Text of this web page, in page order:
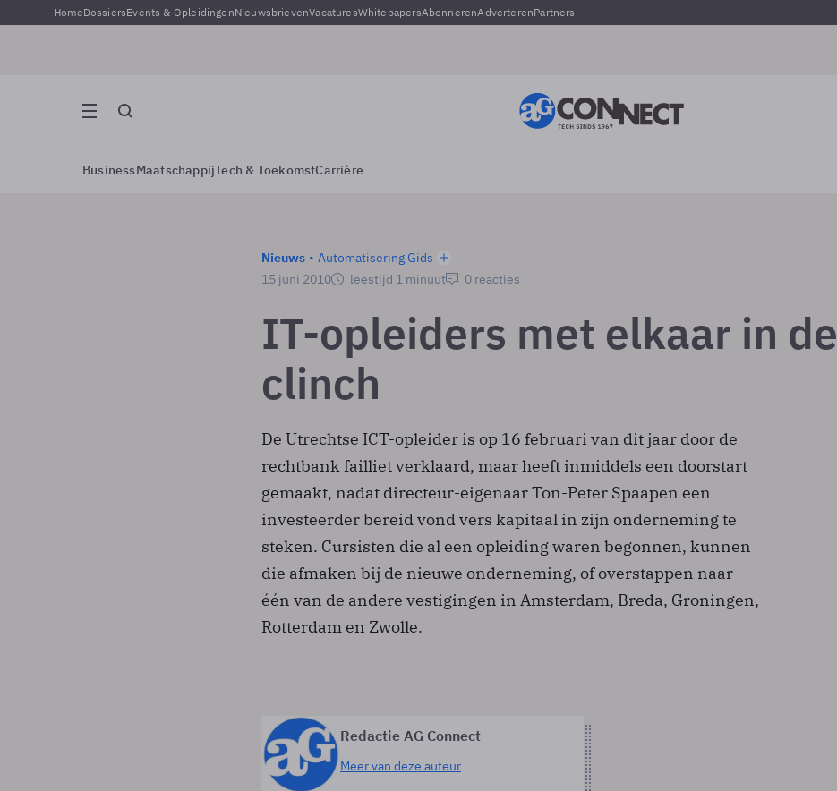
HomeDossiersEvents & OpleidingenNieuwsbrievenVacaturesWhitepapersAbonnerenAdverterenPartners
BusinessMaatschappijTech & ToekomstCarrière
Nieuws
Automatisering Gids
15 juni 2010
leestijd 1 minuut 0 reacties
IT-opleiders met elkaar in de
clinch
De Utrechtse ICT-opleider is op 16 februari van dit jaar door de
rechtbank failliet verklaard, maar heeft inmiddels een doorstart
gemaakt, nadat directeur-eigenaar Ton-Peter Spaapen een
investeerder bereid vond vers kapitaal in zijn onderneming te
steken. Cursisten die al een opleiding waren begonnen, kunnen
die afmaken bij de nieuwe onderneming, of overstappen naar
één van de andere vestigingen in Amsterdam, Breda, Groningen,
Rotterdam en Zwolle.
Redactie AG Connect
Meer van deze auteur